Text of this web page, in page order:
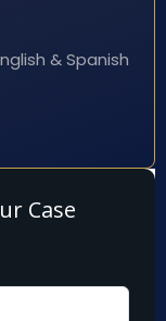
& Spanish